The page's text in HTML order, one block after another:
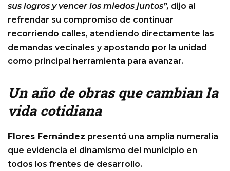
sus logros y vencer los miedos juntos”, dijo al
refrendar su compromiso de continuar
recorriendo calles, atendiendo directamente las
demandas vecinales y apostando por la unidad
como principal herramienta para avanzar.
Un año de obras que cambian la
vida cotidiana
Flores Fernández presentó una amplia numeralia
que evidencia el dinamismo del municipio en
todos los frentes de desarrollo.